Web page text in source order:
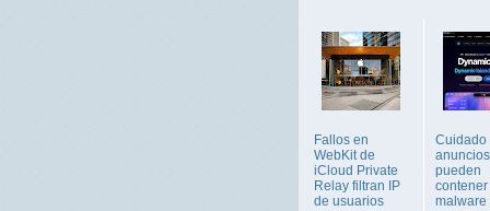
Fallos en
WebKit de
iCloud Private
Relay filtran IP
de usuarios
Cuidado
pueden
contener
malware